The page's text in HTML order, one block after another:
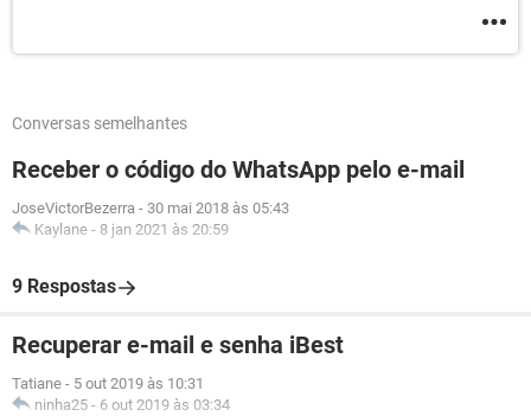
Conversas semelhantes
Receber o código do WhatsApp pelo e-mail
JoseVictorBezerra - 30 mai 2018 às 05:43
Kaylane - 8 jan 2021 às 20:59
9 Respostas
Recuperar e-mail e senha iBest
Tatiane - 5 out 2019 às 10:31
ninha25 - 6 out 2019 às 03:34